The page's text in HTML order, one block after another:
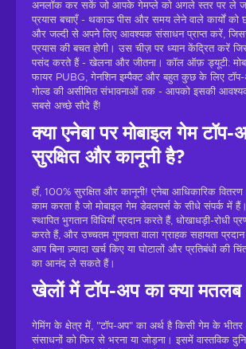
अनलॉक कर सकें जो आपके गेमप्ले को अगले स्तर पर ले
प्रयास बचाएँ - थकाऊ पीस और समय लेने वाले कार्यों को
और जल्दी से अपने लिए आवश्यक संसाधन प्राप्त करें,
प्रयास की बचत होगी। उस चीज़ पर ध्यान केंद्रित करें
पसंद करते हैं - खेलना और जीतना। कॉल ऑफ़ ड्यूटी:
फायर PUBG, गेनशिन इम्पैक्ट और बहुत कुछ के लिए
गोल्ड की असीमित संभावनाओं तक - आपको इसकी
सबसे अच्छे सौदे हैं!
क्या एनेबा पर मोबाइल गेम टॉप-
सुरक्षित और कानूनी है?
हाँ, 100% सुरक्षित और कानूनी! एनेबा आधिकारिक वितरण
काम करता है जो मोबाइल गेम डेवलपर्स के सीधे संपर्क में
स्थापित भुगतान विधियाँ प्रदान करते हैं, धोखाधड़ी-रोधी
करते हैं, और उच्चतम गुणवत्ता वाला ग्राहक सहायता
आप बिना ज़्यादा खर्च किए या घोटालों और प्रतिबंधों की
का आनंद ले सकते हैं।
खेलों में टॉप-अप का क्या मतलब
गेमिंग के क्षेत्र में, "टॉप-अप" का अर्थ है किसी गेम के
संसाधनों को फिर से भरना या जोड़ना। इसमें वास्तविक